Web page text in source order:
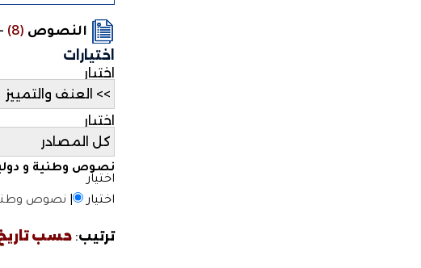
النصوص (8)
-
اختيارات
اختيار
اختيار
نصوص وطنية و
اختيار
اختيار
نصوص وطنية
ترتيب: حسب